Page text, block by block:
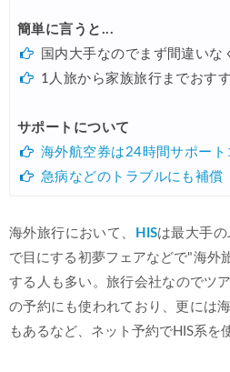
簡単に言うと...
国内大手なのでまず間違いな
1人旅から家族旅行までおす
サポートについて
海外航空券は24時間サポート
急病などのトラブルにも補償
海外旅行において、 HISは最大手の
で目にする初夢フェアなどで"海外
する人も多い。旅行会社なのでツ
の予約にも使われており、更には
もあるなど、ネット予約でHIS系を